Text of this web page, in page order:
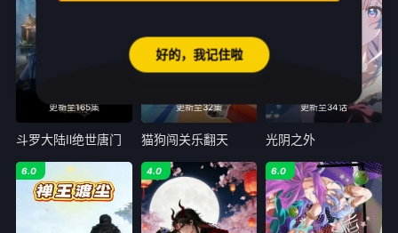
58 59
65 66
69 70 71 72
73 74 75 76
更新至165集
斗罗大陆Ⅱ绝世唐门
更新至32集
猫狗闯关乐翻天
更新至34话
光阴之外
6.0 4.0 6.0
好的，我记住啦